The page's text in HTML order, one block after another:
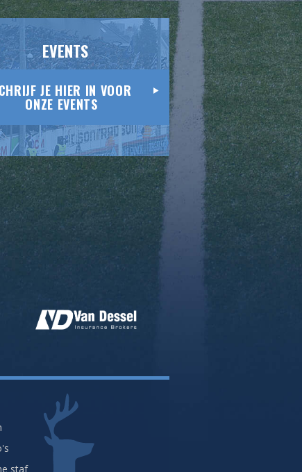
EVENTS
JE HIER IN VOOR
ONZE EVENTS
staf